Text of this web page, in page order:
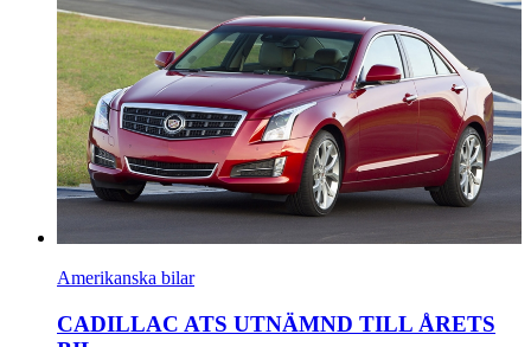
Amerikanska bilar
CADILLAC ATS UTNÄMND TILL ÅRETS